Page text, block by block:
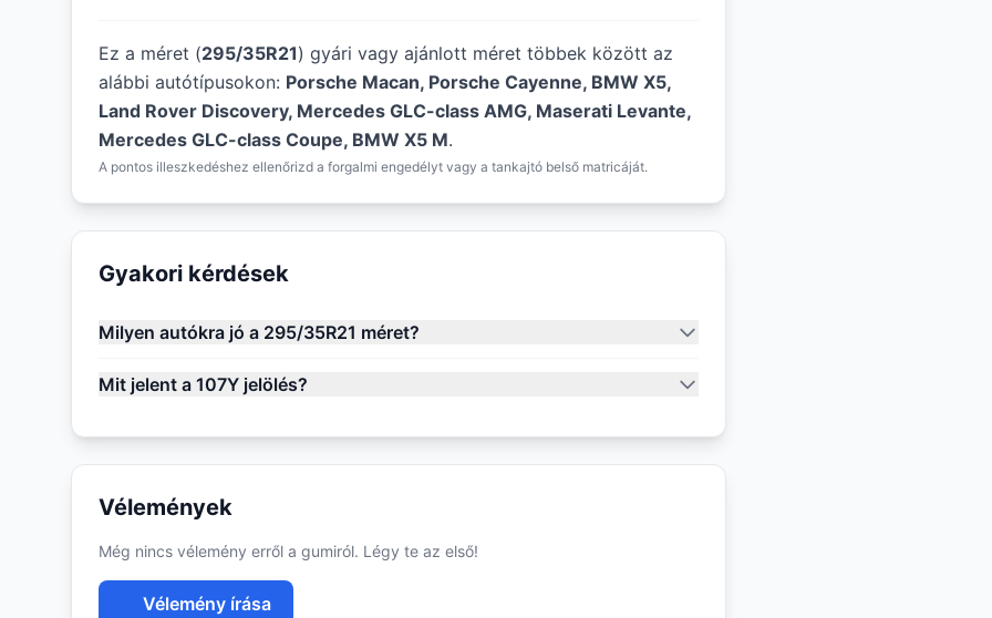
Ez a méret (295/35R21) gyári vagy ajánlott méret többek között az
alábbi autótípusokon: Porsche Macan, Porsche Cayenne, BMW X5,
Land Rover Discovery, Mercedes GLC-class AMG, Maserati Levante,
Mercedes GLC-class Coupe, BMW X5 M.
A pontos illeszkedéshez ellenőrizd a forgalmi engedélyt vagy a tankajtó belső matricáját.
Gyakori kérdések
Milyen autókra jó a 295/35R21 méret?
Mit jelent a 107Y jelölés?
Vélemények
Még nincs vélemény erről a gumiról. Légy te az első!
Vélemény írása